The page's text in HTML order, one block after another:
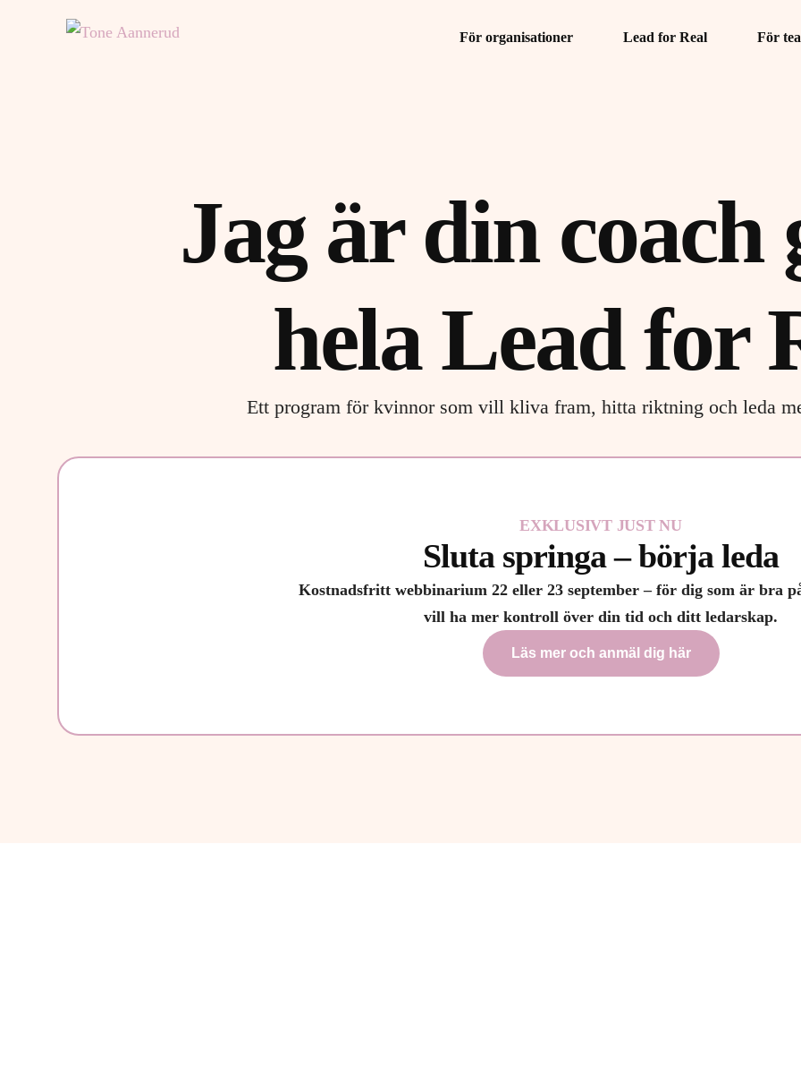
För organisationer Lead for Real För
Jag är din coach
hela Lead for
Ett program för kvinnor som vill kliva fram, hitta riktning och leda
EXKLUSIVT JUST NU
Sluta springa – börja leda
Kostnadsfritt webbinarium 22 eller 23 september – för dig som är bra
vill ha mer kontroll över din tid och ditt ledarskap.
Läs mer och anmäl dig här